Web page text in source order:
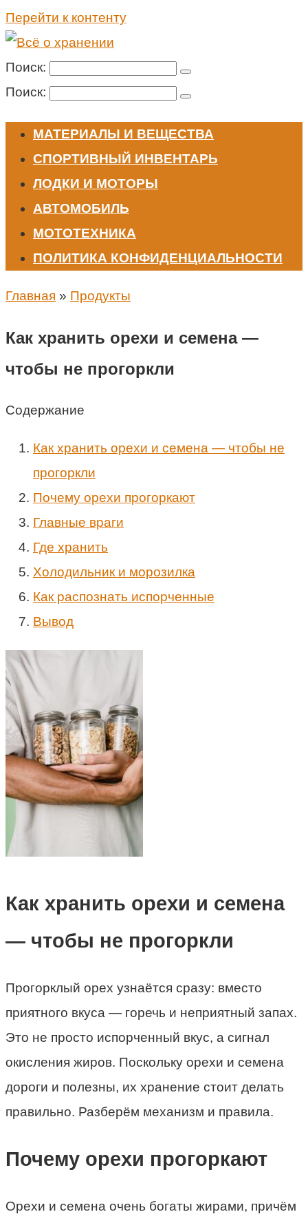
Перейти к контенту
Поиск:
Поиск:
МАТЕРИАЛЫ И ВЕЩЕСТВА
СПОРТИВНЫЙ ИНВЕНТАРЬ
ЛОДКИ И МОТОРЫ
АВТОМОБИЛЬ
МОТОТЕХНИКА
ПОЛИТИКА КОНФИДЕНЦИАЛЬНОСТИ
Главная » Продукты
Как хранить орехи и семена —
чтобы не прогоркли
Содержание
Как хранить орехи и семена — чтобы не
прогоркли
Почему орехи прогоркают
Главные враги
Где хранить
Холодильник и морозилка
Как распознать испорченные
Вывод
Как хранить орехи и семена
— чтобы не прогоркли
Прогорклый орех узнаётся сразу: вместо
приятного вкуса — горечь и неприятный запах.
Это не просто испорченный вкус, а сигнал
окисления жиров. Поскольку орехи и семена
дороги и полезны, их хранение стоит делать
правильно. Разберём механизм и правила.
Почему орехи прогоркают
Орехи и семена очень богаты жирами, причём